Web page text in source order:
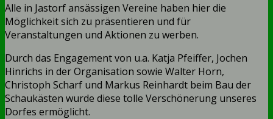
Alle in Jastorf ansässigen Vereine haben hier die
Möglichkeit sich zu präsentieren und für
Veranstaltungen und Aktionen zu werben.
Durch das Engagement von u.a. Katja Pfeiffer, Jochen
Hinrichs in der Organisation sowie Walter Horn,
Christoph Scharf und Markus Reinhardt beim Bau der
Schaukästen wurde diese tolle Verschönerung unseres
Dorfes ermöglicht.